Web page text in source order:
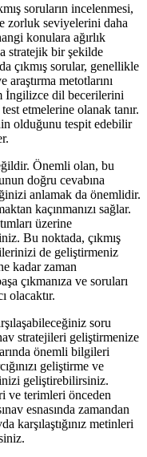
soruların incelenmesi,
zorluk seviyelerini daha
konulara ağırlık
stratejik bir şekilde
çıkmış sorular, genellikle
metotlarını
İngilizce dil becerilerini
etmelerine olanak tanır.
olduğunu tespit edebilir
Önemli olan, bu
doğru cevabına
anlamak da önemlidir.
kaçınmanızı sağlar.
üzerine
Bu noktada, çıkmış
de geliştirmeniz
kadar zaman
çıkmanıza ve soruları
olacaktır.
soru
stratejileri geliştirmenize
önemli bilgileri
geliştirme ve
geliştirebilirsiniz.
ve terimleri önceden
esnasında zamandan
karşılaştığınız metinleri